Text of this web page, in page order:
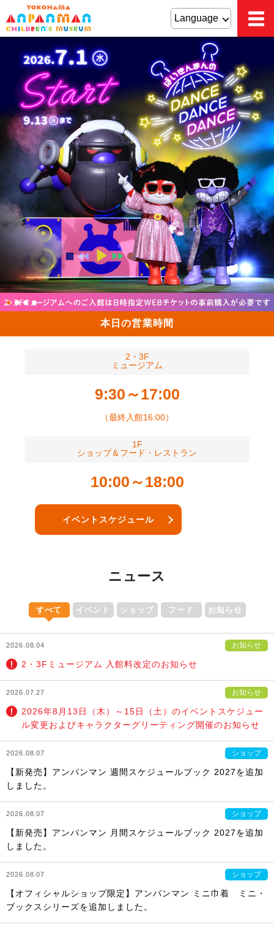
本日の営業時間
2・3F
ミュージアム
9:30～17:00
（最終入館16:00）
1F
ショップ＆フード・レストラン
10:00～18:00
イベント スケジュール
ニュース
すべて イベント ショップ フード お知らせ
2026.08.04 お知らせ
2・3Fミュージアム 入館料改定のお知らせ
2026.07.27 お知らせ
2026年8月13日（木）～15日（土）のイベントスケジュー
ル変更およびキャラクターグリーティング開催のお知らせ
2026.08.07 ショップ
【新発売】アンパンマン 週間スケジュールブック 2027を追加
しました。
2026.08.07 ショップ
【新発売】アンパンマン 月間スケジュールブック 2027を追加
しました。
2026.08.07 ショップ
【オフィシャルショップ限定】アンパンマン ミニ巾着 ミニ・
ブックスシリーズを追加しました。